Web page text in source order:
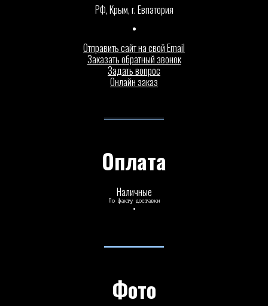
РФ, Крым, г. Евпатория
Отправить сайт на свой Email
Заказать обратный звонок
Задать вопрос
Онлайн заказ
Оплата
Наличные
По факту доставки
Фото